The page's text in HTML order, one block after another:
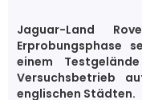
Jaguar-Land
Erprobungsphase
einem
Versuchsbetrieb
englischen Städten.